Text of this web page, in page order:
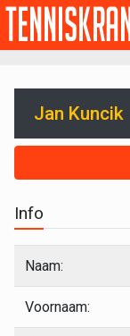
Jan Kuncik
Info
Naam:
Voornaam: